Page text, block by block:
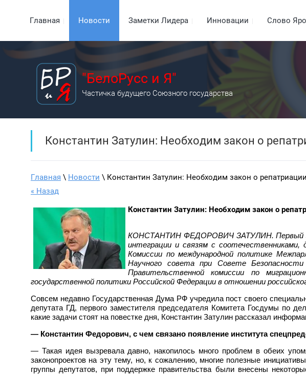
Главная Новости Заметки Лидера Инновации Слово
"БелоРусс и Я"
Частичка будущего Союзного государства
Константин Затулин: Необходим закон о
Главная \ Новости \ Константин Затулин: Необходим закон о
« Назад
Константин Затулин: Необходим закон о
КОНСТАНТИН ФЕДОРОВИЧ ЗАТУЛИН. Первый
интеграции и связям с
Комиссии по международной политике
Научного совета при Совете
Правительственной комиссии по
государственной политики Российской Федерации в отношении
Совсем недавно Государственная Дума РФ учредила пост своего
депутата ГД, первого заместителя председателя Комитета Госдумы по
какие задачи стоят на повестке дня, Константин Затулин рассказал
— Константин Федорович, с чем связано появление института
— Такая идея вызревала давно, накопилось много проблем в обеих
законопроектов на эту тему, но, к сожалению, многие полезные
группы депутатов, при поддержке правительства были внесены